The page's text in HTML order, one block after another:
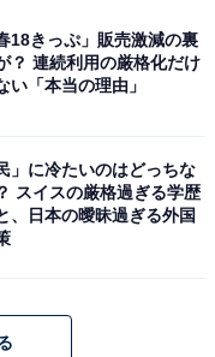
る？
2
IC」より車で約25
り車で約10分。約
18きっぷ」販売激減の裏
？ 連続利用の厳格化だけ
い「本当の理由」
」に冷たいのはどっちな
スイスの厳格過ぎる学歴
、日本の曖昧過ぎる外国